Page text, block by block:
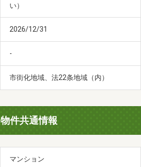
い）
2026/12/31
-
市街化地域、法22条地域（内）
物件共通情報
マンション